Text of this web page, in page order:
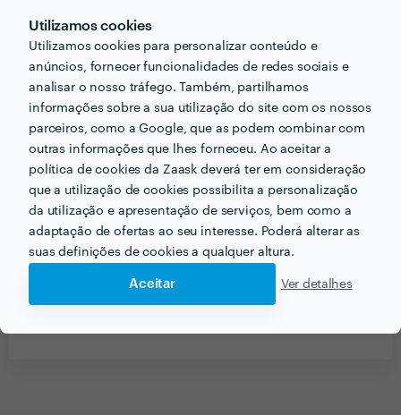
Utilizamos cookies
Utilizamos cookies para personalizar conteúdo e
anúncios, fornecer funcionalidades de redes sociais e
analisar o nosso tráfego. Também, partilhamos
informações sobre a sua utilização do site com os nossos
parceiros, como a Google, que as podem combinar com
outras informações que lhes forneceu. Ao aceitar a
política de cookies da Zaask deverá ter em consideração
que a utilização de cookies possibilita a personalização
da utilização e apresentação de serviços, bem como a
adaptação de ofertas ao seu interesse. Poderá alterar as
suas definições de cookies a qualquer altura.
Aceitar Ver detalhes
Que conselhos daria a alguém que quer contratar
profissionais do seu sector? Há algo fundamental a ter
em conta?
Fazer perguntas sobre o que pretende fazer, para ver
se o profissional tem capacidades de realizar o
trabalho.
Ver mais
Receba várias propostas de profissionais como